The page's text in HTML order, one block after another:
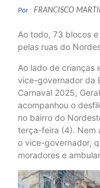
Por FRANCISCO
Ao todo, 73 blocos
pelas ruas do
Ao lado de crianças
vice-governador da
Carnaval 2025,
acompanhou o
no bairro do
terça-feira (4). Nem
o vice-governador,
moradores e